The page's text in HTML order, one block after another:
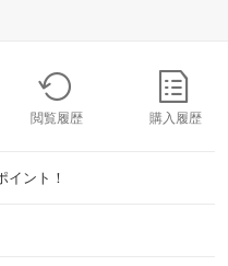
閲覧履歴 購入履歴
イント！